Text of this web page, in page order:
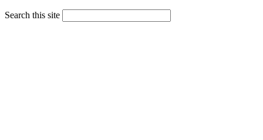
Search this site